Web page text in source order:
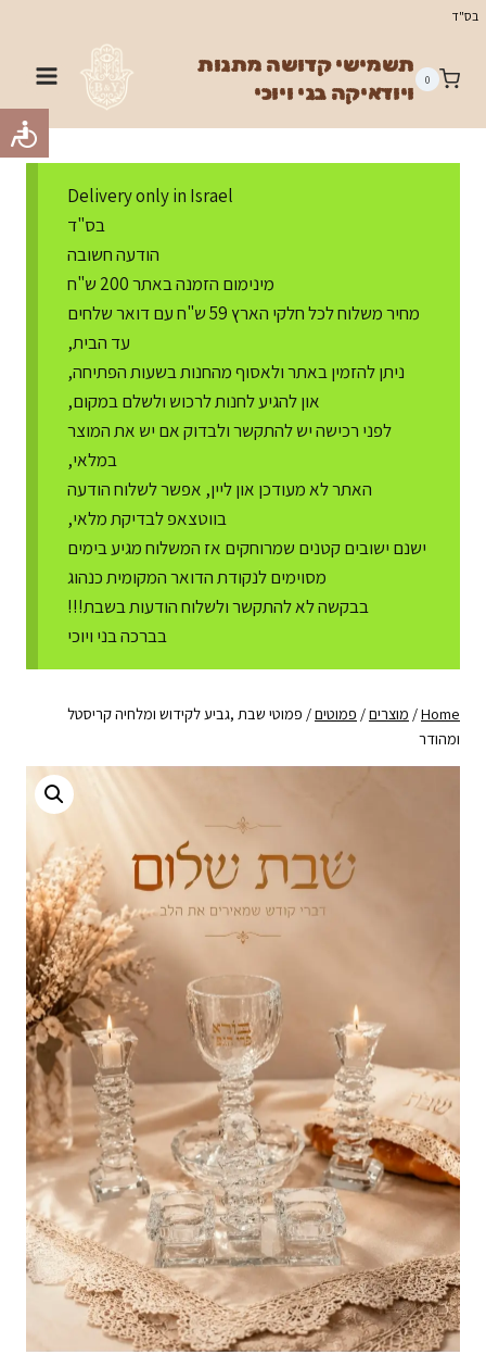
Skip
content
בס"ד
0
תשמישי קדושה מתנות
ויודאיקה בני ויוכי
Delivery only in Israel
בס"ד
הודעה חשובה
מינימום הזמנה באתר 200 ש"ח
מחיר משלוח לכל חלקי הארץ 59 ש"ח עם דואר שלחים
עד הבית,
ניתן להזמין באתר ולאסוף מהחנות בשעות הפתיחה,
און להגיע לחנות לרכוש ולשלם במקום,
לפני רכישה יש להתקשר ולבדוק אם יש את המוצר
במלאי,
האתר לא מעודכן און ליין, אפשר לשלוח הודעה
בווטצאפ לבדיקת מלאי,
ישנם ישובים קטנים שמרוחקים אז המשלוח מגיע בימים
מסוימים לנקודת הדואר המקומית כנהוג
בבקשה לא להתקשר ולשלוח הודעות בשבת!!!
בברכה בני ויוכי
Home
/ מוצרים/ פמוטים/ פמוטי שבת ,גביע לקידוש ומלחיה קריסטל
ומהודר